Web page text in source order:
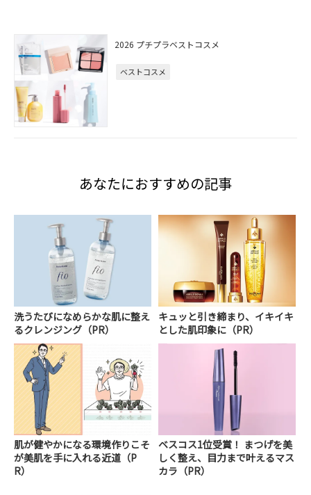
2026 プチプラベストコスメ
ベストコスメ
あなたにおすすめの記事
洗うたびになめらかな肌に整え
るクレンジング（PR）
キュッと引き締まり、イキイキ
とした肌印象に（PR）
肌が健やかになる環境作りこそ
が美肌を手に入れる近道（P
R）
ベスコス1位受賞！ まつげを美
しく整え、目力まで叶えるマス
カラ（PR）